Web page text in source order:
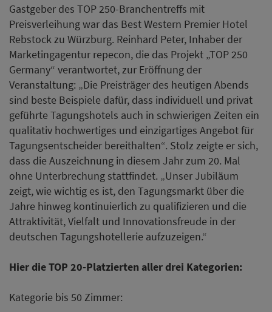
Gastgeber des TOP 250-Branchentreffs mit
Preisverleihung war das Best Western Premier Hotel
Rebstock zu Würzburg. Reinhard Peter, Inhaber der
Marketingagentur repecon, die das Projekt „TOP 250
Germany“ verantwortet, zur Eröffnung der
Veranstaltung: „Die Preisträger des heutigen Abends
sind beste Beispiele dafür, dass individuell und privat
geführte Tagungshotels auch in schwierigen Zeiten ein
qualitativ hochwertiges und einzigartiges Angebot für
Tagungsentscheider bereithalten“. Stolz zeigte er sich,
dass die Auszeichnung in diesem Jahr zum 20. Mal
ohne Unterbrechung stattfindet. „Unser Jubiläum
zeigt, wie wichtig es ist, den Tagungsmarkt über die
Jahre hinweg kontinuierlich zu qualifizieren und die
Attraktivität, Vielfalt und Innovationsfreude in der
deutschen Tagungshotellerie aufzuzeigen.“
Hier die TOP 20-Platzierten aller drei Kategorien:
Kategorie bis 50 Zimmer: